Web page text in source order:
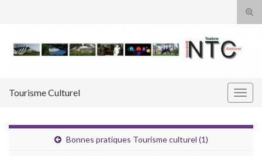
Tourisme Culturel
Bonnes pratiques Tourisme culturel (1)